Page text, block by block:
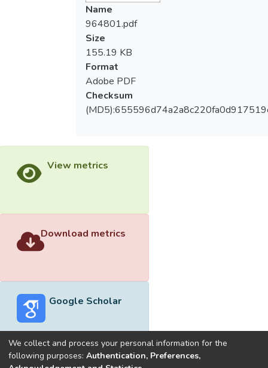
Name
964801.pdf
Size
155.19 KB
Format
Adobe PDF
Checksum
View metrics
Download metrics
Google Scholar
We collect and process your personal information for the
following purposes: Authentication, Preferences,